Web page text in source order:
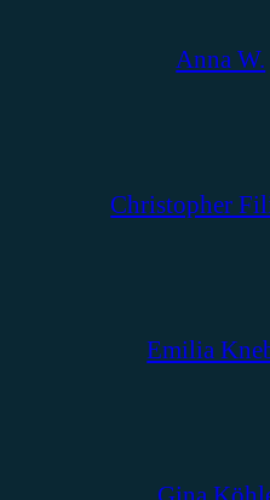
Anna W.
Christopher
Emilia
Gina